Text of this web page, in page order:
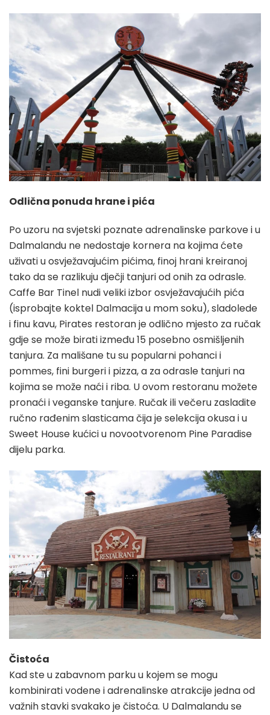
Odlična ponuda hrane i pića
Po uzoru na svjetski poznate adrenalinske parkove i u
Dalmalandu ne nedostaje kornera na kojima ćete
uživati u osvježavajućim pićima, finoj hrani kreiranoj
tako da se razlikuju dječji tanjuri od onih za odrasle.
Caffe Bar Tinel nudi veliki izbor osvježavajućih pića
(isprobajte koktel Dalmacija u mom soku), sladolede
i finu kavu, Pirates restoran je odlično mjesto za ručak
gdje se može birati između 15 posebno osmišljenih
tanjura. Za mališane tu su popularni pohanci i
pommes, fini burgeri i pizza, a za odrasle tanjuri na
kojima se može naći i riba. U ovom restoranu možete
pronaći i veganske tanjure. Ručak ili večeru zasladite
ručno rađenim slasticama čija je selekcija okusa i u
Sweet House kućici u novootvorenom Pine Paradise
dijelu parka.
Čistoća
Kad ste u zabavnom parku u kojem se mogu
kombinirati vodene i adrenalinske atrakcije jedna od
važnih stavki svakako je čistoća. U Dalmalandu se